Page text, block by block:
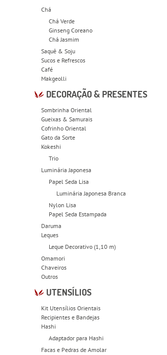
Chá
Chá Verde
Ginseng Coreano
Chá Jasmim
Saquê & Soju
Sucos e Refrescos
Café
Makgeolli
DECORAÇÃO & PRESENTES
Sombrinha Oriental
Gueixas & Samurais
Cofrinho Oriental
Gato da Sorte
Kokeshi
Trio
Luminária Japonesa
Papel Seda Lisa
Luminária Japonesa Branca
Nylon Lisa
Papel Seda Estampada
Daruma
Leques
Leque Decorativo (1,10 m)
Omamori
Chaveiros
Outros
UTENSÍLIOS
Kit Utensílios Orientais
Recipientes e Bandejas
Hashi
Adaptador para Hashi
Facas e Pedras de Amolar